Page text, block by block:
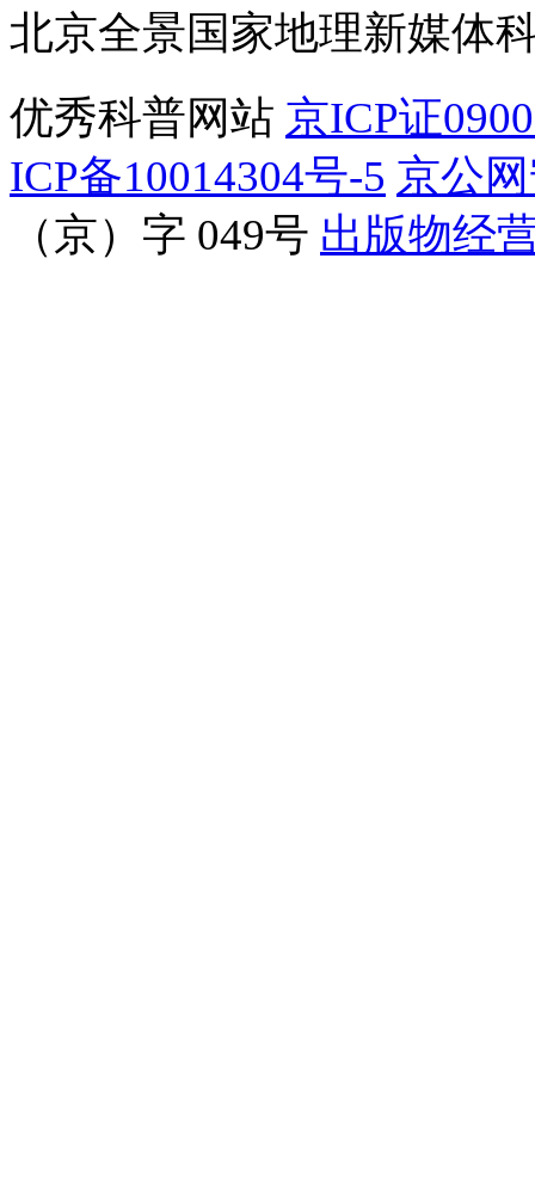
北京全景国家地理新媒体
优秀科普网站 京ICP证
ICP备10014304号-5 京公
（京）字 049号 出版物经